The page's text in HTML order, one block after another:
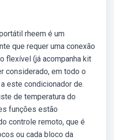
rheem é um
que requer uma conexão
flexível (já acompanha kit
considerado, em todo o
este condicionador de.
de temperatura do
funções estão
controle remoto, que é
ou cada bloco da